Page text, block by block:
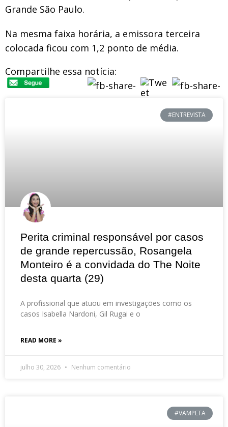
Grande São Paulo.
Na mesma faixa horária, a emissora terceira
colocada ficou com 1,2 ponto de média.
Compartilhe essa notícia:
#ENTREVISTA
Perita criminal responsável por casos
de grande repercussão, Rosangela
Monteiro é a convidada do The Noite
desta quarta (29)
A profissional que atuou em investigações como os
casos Isabella Nardoni, Gil Rugai e o
READ MORE »
julho 30, 2026 Nenhum comentário
#VAMPETA